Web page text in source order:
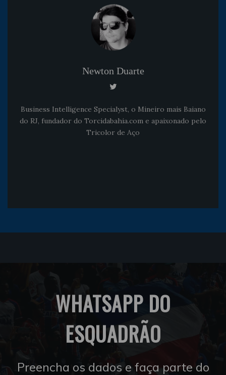
Newton Duarte
Business Intelligence Specialyst, o Mineiro mais Baiano
do RJ, fundador do Torcidabahia.com e apaixonado pelo
Tricolor de Aço
WHATSAPP DO
ESQUADRÃO
Preencha os dados e faça parte do